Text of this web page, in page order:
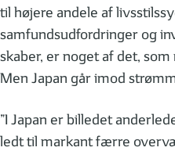
til højere andele af
samfundsudfordringer og
skaber, er noget af det,
Men Japan går imod
”I Japan er billedet
ledt til markant færre